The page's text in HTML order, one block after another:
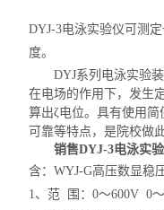
DYJ-3电泳实验仪可测
度。
DYJ系列电泳实验
在电场的作用下，发生
算出ζ电位。具有使用简
可靠等特点，是院校做
销售DYJ-3电泳实
含：WYJ-G高压数显稳
1、范 围：0～600V 0～